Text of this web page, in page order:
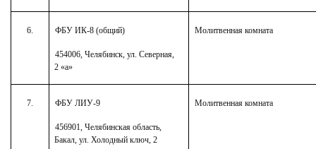
6. ФБУ ИК-8 (общий)
454006, Челябинск, ул. Северная,
2 «а»
Молитвенная комната
7. ФБУ ЛИУ-9
456901, Челябинская область,
Бакал, ул. Холодный ключ, 2
Молитвенная комната